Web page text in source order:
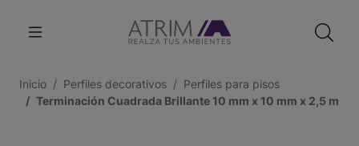
Inicio Perfiles decorativos
Perfiles para pisos
Terminación Cuadrada Brillante 10 mm x 10 mm x 2,5 m